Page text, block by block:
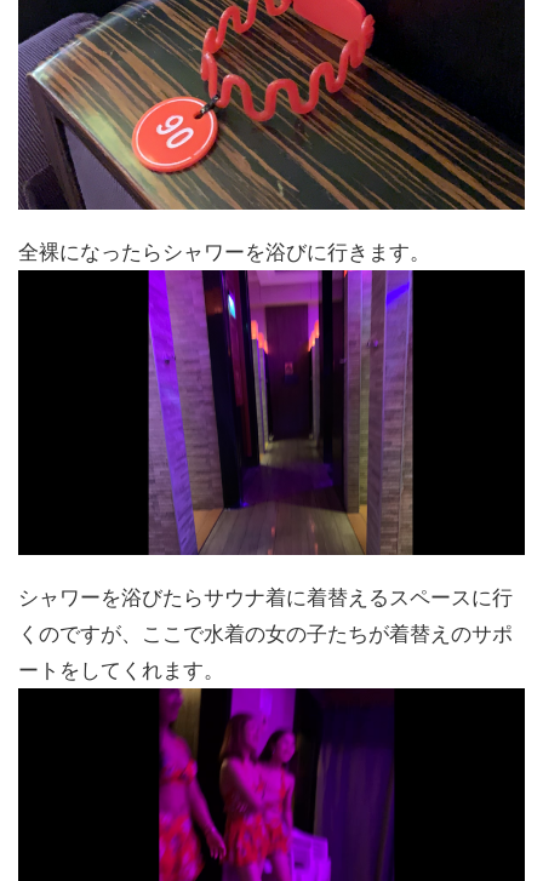
全裸になったらシャワーを浴びに行きます。
シャワーを浴びたらサウナ着に着替えるスペースに行
くのですが、ここで水着の女の子たちが着替えのサポ
ートをしてくれます。